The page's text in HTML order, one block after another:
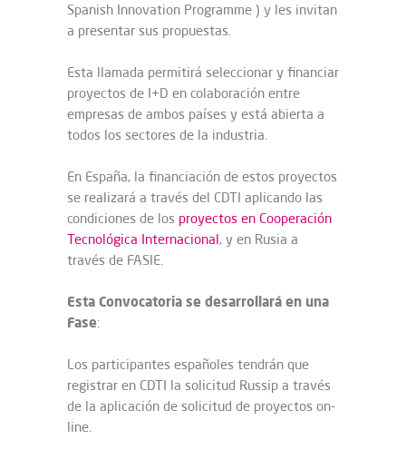
Spanish Innovation Programme ) y les invitan
a presentar sus propuestas.
Esta llamada permitirá seleccionar y financiar
proyectos de I+D en colaboración entre
empresas de ambos países y está abierta a
todos los sectores de la industria.
En España, la financiación de estos proyectos
se realizará a través del CDTI aplicando las
condiciones de los proyectos en Cooperación
Tecnológica Internacional, y en Rusia a
través de FASIE.
Esta Convocatoria se desarrollará en una
Fase:
Los participantes españoles tendrán que
registrar en CDTI la solicitud Russip a través
de la aplicación de solicitud de proyectos on-
line.